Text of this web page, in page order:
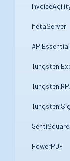
MetaServer
AP
Tungsten
Tungsten
Tungsten
SentiSquare
PowerPDF